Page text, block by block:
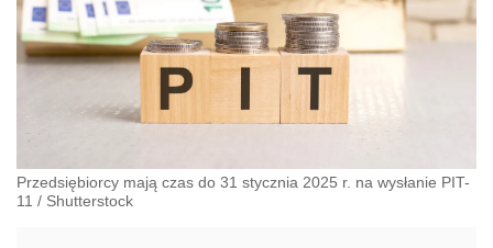
Przedsiębiorcy mają czas do 31 stycznia 2025 r. na wysłanie PIT-
11 / Shutterstock